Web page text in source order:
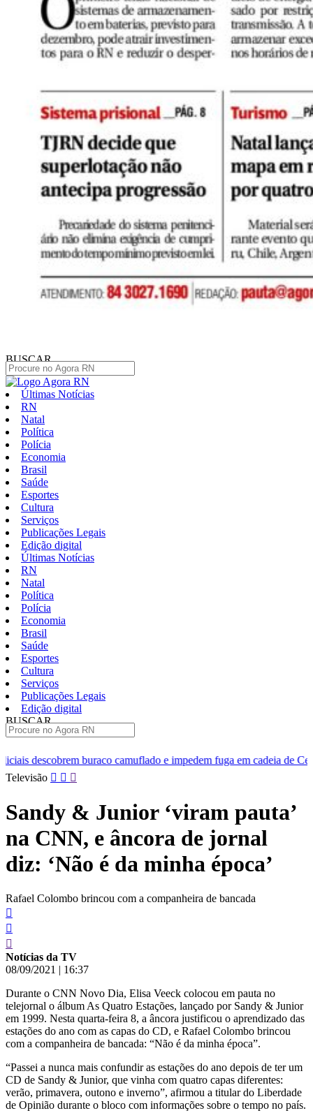
BUSCAR
Últimas Notícias
RN
Natal
Política
Polícia
Economia
Brasil
Saúde
Esportes
Cultura
Serviços
Publicações Legais
Edição digital
Últimas Notícias
RN
Natal
Política
Polícia
Economia
Brasil
Saúde
Esportes
Cultura
Serviços
Publicações Legais
Edição digital
BUSCAR
camuflado e impedem fuga em cadeia de Ceará-Mirim
Pular
conteúdo
Televisão
Sandy & Junior ‘viram pauta’
na CNN, e âncora de jornal
diz: ‘Não é da minha época’
Rafael Colombo brincou com a companheira de bancada
Notícias da TV
08/09/2021 | 16:37
Durante o CNN Novo Dia, Elisa Veeck colocou em pauta no
telejornal o álbum As Quatro Estações, lançado por Sandy & Junior
em 1999. Nesta quarta-feira 8, a âncora justificou o aprendizado das
estações do ano com as capas do CD, e Rafael Colombo brincou
com a companheira de bancada: “Não é da minha época”.
“Passei a nunca mais confundir as estações do ano depois de ter um
CD de Sandy & Junior, que vinha com quatro capas diferentes:
verão, primavera, outono e inverno”, afirmou a titular do Liberdade
de Opinião durante o bloco com informações sobre o tempo no país.